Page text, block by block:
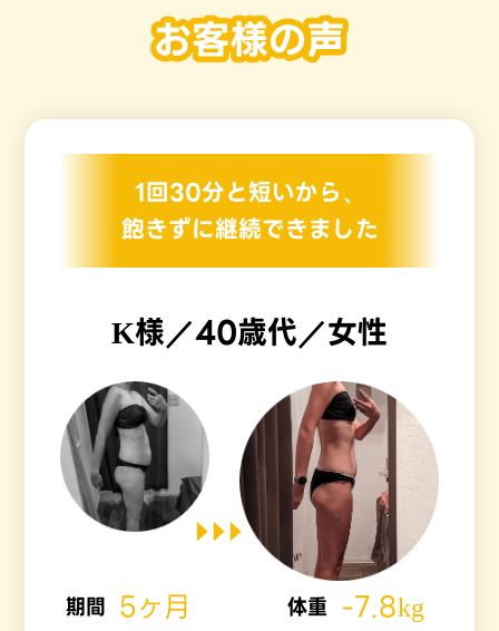
1回30分と短いから、
飽きずに継続できました
K様／40歳代／女性
期間 5ヶ月 体重 -7.8kg